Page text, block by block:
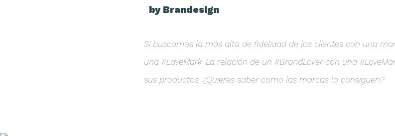
by Brandesign
Si buscamos la más alta de fidelidad de los clientes con una
una #LoveMark. La relación de un #BrandLover con una
sus productos. ¿Quieres saber como las marcas lo consiguen?